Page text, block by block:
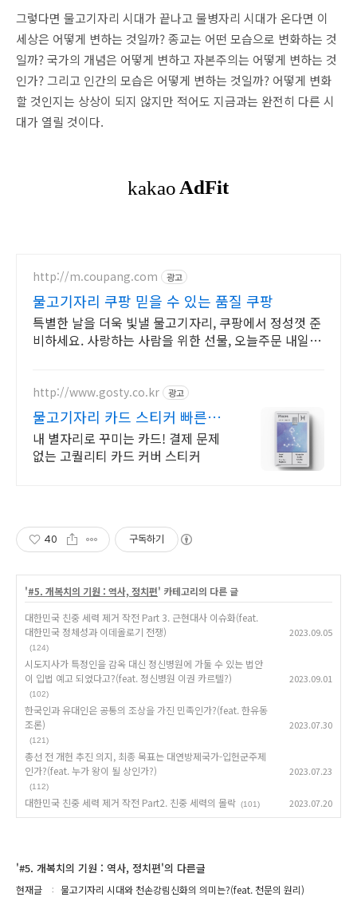
그렇다면 물고기자리 시대가 끝나고 물병자리 시대가 온다면 이
세상은 어떻게 변하는 것일까? 종교는 어떤 모습으로 변화하는 것
일까? 국가의 개념은 어떻게 변하고 자본주의는 어떻게 변하는 것
인가? 그리고 인간의 모습은 어떻게 변하는 것일까? 어떻게 변화
할 것인지는 상상이 되지 않지만 적어도 지금과는 완전히 다른 시
대가 열릴 것이다.
http://m.coupang.com 광고
물고기자리 쿠팡 믿을 수 있는 품질 쿠팡
특별한 날을 더욱 빛낼 물고기자리, 쿠팡에서 정성껏 준
비하세요. 사랑하는 사람을 위한 선물, 오늘주문 내일도
http://www.gosty.co.kr 광고
물고기자리 카드 스티커 빠른배
송,예쁜패키지,고급소재
내 별자리로 꾸미는 카드! 결제 문제
없는 고퀄리티 카드 커버 스티커
40 구독하기
'#5. 개복치의 기원 : 역사, 정치편' 카테고리의 다른 글
대한민국 친중 세력 제거 작전 Part 3. 근현대사 이슈화(feat.
대한민국 정체성과 이데올로기 전쟁)
(124)
2023.09.05
시도지사가 특정인을 감옥 대신 정신병원에 가둘 수 있는 법안
이 입법 예고 되었다고?(feat. 정신병원 이권 카르텔?)
(102)
2023.09.01
한국인과 유대인은 공통의 조상을 가진 민족인가?(feat. 한유동
조론)
(121)
2023.07.30
총선 전 개헌 추진 의지, 최종 목표는 대연방제국가-입헌군주제
인가?(feat. 누가 왕이 될 상인가?)
(112)
2023.07.23
대한민국 친중 세력 제거 작전 Part2. 친중 세력의 몰락 (101) 2023.07.20
'#5. 개복치의 기원 : 역사, 정치편'의 다른글
현재글 물고기자리 시대와 천손강림신화의 의미는?(feat. 천문의 원리)